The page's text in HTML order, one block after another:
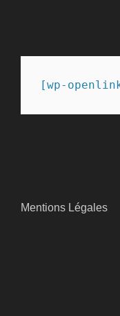
[wp-
Mentions Légales